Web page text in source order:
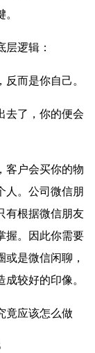
逻辑：
而是你自己。
了，你的便会
户会买你的物
人。公司微信朋
有根据微信朋友
握。因此你需要
是微信闲聊，
较好的印像。
应该怎么做